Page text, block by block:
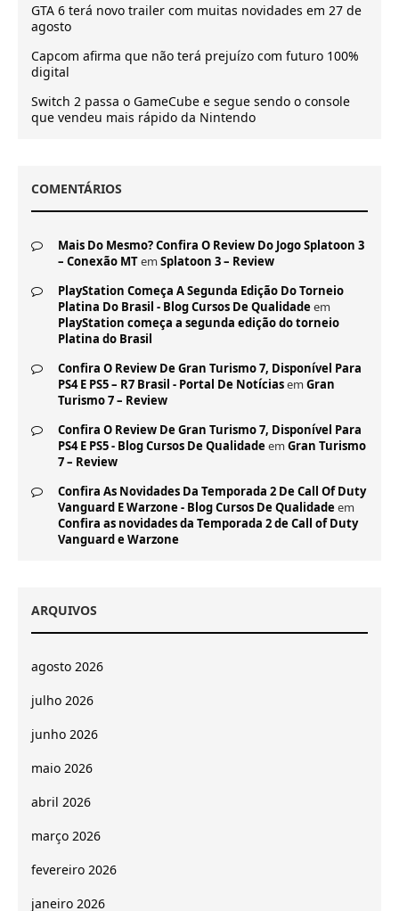
GTA 6 terá novo trailer com muitas novidades em 27 de
agosto
Capcom afirma que não terá prejuízo com futuro 100%
digital
Switch 2 passa o GameCube e segue sendo o console
que vendeu mais rápido da Nintendo
COMENTÁRIOS
Mais Do Mesmo? Confira O Review Do Jogo Splatoon 3
– Conexão MTem Splatoon 3 – Review
PlayStation Começa A Segunda Edição Do Torneio
Platina Do Brasil - Blog Cursos De Qualidade em
PlayStation começa a segunda edição do torneio
Platina do Brasil
Confira O Review De Gran Turismo 7, Disponível Para
PS4 E PS5 – R7 Brasil - Portal De Notíciasem Gran
Turismo 7 – Review
Confira O Review De Gran Turismo 7, Disponível Para
PS4 E PS5 - Blog Cursos De Qualidade em Gran Turismo
7 – Review
Confira As Novidades Da Temporada 2 De Call Of Duty
Vanguard E Warzone - Blog Cursos De Qualidade em
Confira as novidades da Temporada 2 de Call of Duty
Vanguard e Warzone
ARQUIVOS
agosto 2026
julho 2026
junho 2026
maio 2026
abril 2026
março 2026
fevereiro 2026
janeiro 2026